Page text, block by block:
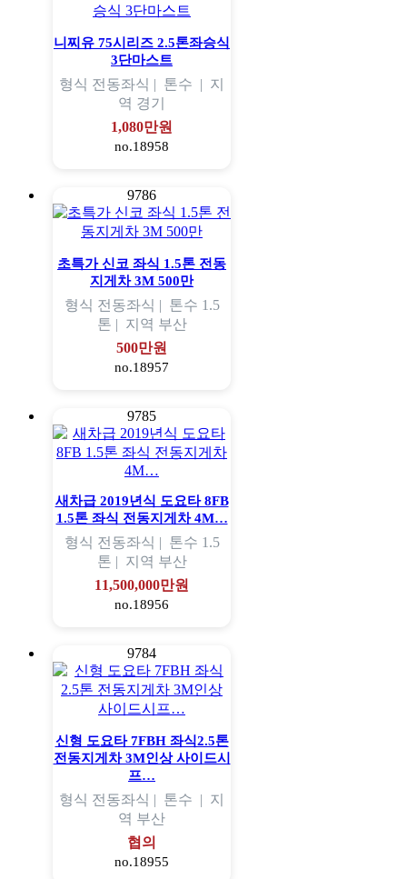
니찌유 75시리즈 2.5톤좌승식
3단마스트
형식 전동좌식 | 톤수 | 지
역 경기
1,080만원
no.18958
9786
초특가 신코 좌식 1.5톤 전동
지게차 3M 500만
형식 전동좌식 | 톤수 1.5
톤 | 지역 부산
500만원
no.18957
9785
새차급 2019년식 도요타 8FB
1.5톤 좌식 전동지게차 4M…
형식 전동좌식 | 톤수 1.5
톤 | 지역 부산
11,500,000만원
no.18956
9784
신형 도요타 7FBH 좌식2.5톤
전동지게차 3M인상 사이드시
프…
형식 전동좌식 | 톤수 | 지
역 부산
협의
no.18955